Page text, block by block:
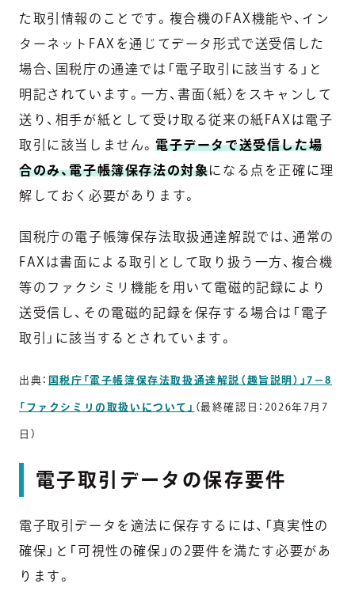
た取引情報のことです。複合機のFAX機能や、イン
ターネットFAXを通じてデータ形式で送受信した
場合、国税庁の通達では「電子取引に該当する」と
明記されています。一方、書面（紙）をスキャンして
送り、相手が紙として受け取る従来の紙FAXは電子
取引に該当しません。 電子データで送受信した場
合のみ、電子帳簿保存法の対象になる点を正確に理
解しておく必要があります。
国税庁の電子帳簿保存法取扱通達解説では、通常の
FAXは書面による取引として取り扱う一方、複合機
等のファクシミリ機能を用いて電磁的記録により
送受信し、その電磁的記録を保存する場合は「電子
取引」に該当するとされています。
出典： 国税庁「電子帳簿保存法取扱通達解説（趣旨説明）」7－8
「ファクシミリの取扱いについて」 （最終確認日：2026年7月7
日）
電子取引データの保存要件
電子取引データを適法に保存するには、「真実性の
確保」と「可視性の確保」の2要件を満たす必要があ
ります。